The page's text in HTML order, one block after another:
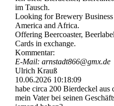
im Tausch.
Looking for Brewery
America and Africa.
Offering Beercoaster,
Cards in exchange.
Kommentar:
E-Mail: arnstadt866@gmx.de
Ulrich Krauß
10.06.2026 10:18:09
habe circa 200 Bierdeckel aus
mein Vater bei seinen